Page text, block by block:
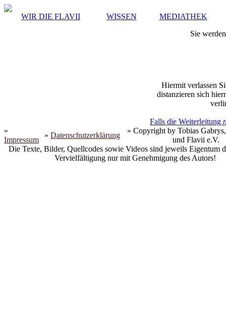
WIR DIE FLAVII WISSEN
MEDIATHEK
Sie
Hiermit verlassen
distanzieren sich
Falls die Weiterleitung
»
Impressum
» Datenschutzerklärung
» Copyright by Tobias
und Flavii e.V.
Die Texte, Bilder, Quellcodes sowie Videos sind jeweils Eigentum
Vervielfältigung nur mit Genehmigung des Autors!